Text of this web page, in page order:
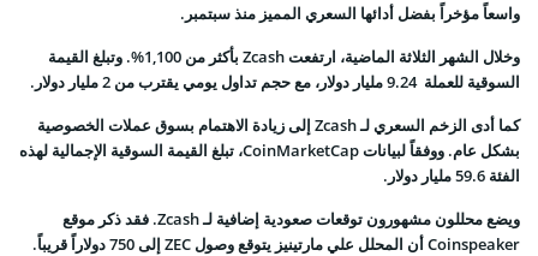
واسعاً مؤخراً بفضل أدائها السعري المميز منذ سبتمبر.
وخلال الشهر الثلاثة الماضية، ارتفعت Zcash بأكثر من 1,100%. وتبلغ القيمة
السوقية للعملة 9.24 مليار دولار، مع حجم تداول يومي يقترب من 2 مليار دولار.
كما أدى الزخم السعري لـ Zcash إلى زيادة الاهتمام بسوق عملات الخصوصية
بشكل عام. ووفقاً لبيانات CoinMarketCap، تبلغ القيمة السوقية الإجمالية لهذه
الفئة 59.6 مليار دولار.
ويضع محللون مشهورون توقعات صعودية إضافية لـ Zcash. فقد ذكر موقع
Coinspeaker أن المحلل علي مارتينيز يتوقع وصول ZEC إلى 750 دولاراً قريباً.